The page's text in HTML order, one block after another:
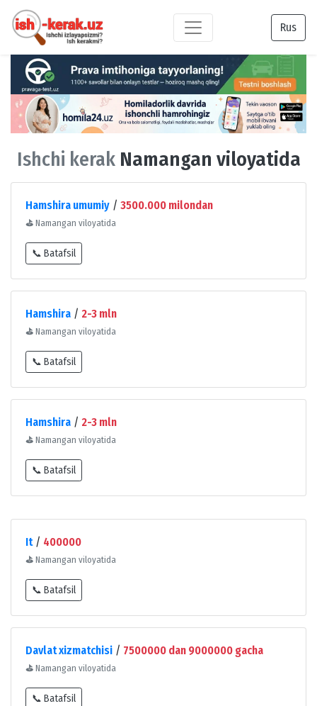
Rus
Ishchi kerak Namangan viloyatida
Hamshira umumiy / 3500.000 milondan
⛳ Namangan viloyatida
📞 Batafsil
Hamshira / 2-3 mln
⛳ Namangan viloyatida
📞 Batafsil
Hamshira / 2-3 mln
⛳ Namangan viloyatida
📞 Batafsil
It/ 400000
⛳ Namangan viloyatida
📞 Batafsil
Davlat xizmatchisi / 7500000 dan 9000000 gacha
⛳ Namangan viloyatida
📞 Batafsil